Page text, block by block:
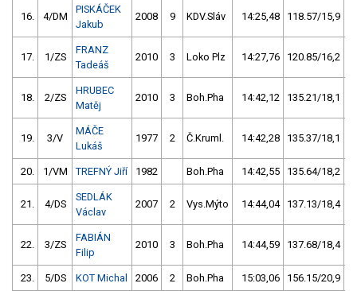
16. 4/DM
PISKÁČEK
Jakub
2008 9 KDV.Sláv 14:25,48 118.57/15,9
17. 1/ZS
FRANZ
Tadeáš
2010 3 Loko Plz 14:27,76 120.85/16,2
18. 2/ZS
HRUBEC
Matěj
2010 3 Boh.Pha 14:42,12 135.21/18,1
19. 3/V
MÁČE
Lukáš
1977 2 Č.Kruml. 14:42,28 135.37/18,1
20. 1/VM TREFNÝ Jiří 1982 Boh.Pha 14:42,55 135.64/18,2
21. 4/DS
SEDLÁK
Václav
2007 2 Vys.Mýto 14:44,04 137.13/18,4
22. 3/ZS
FABIÁN
Filip
2010 3 Boh.Pha 14:44,59 137.68/18,4
23. 5/DS KOT Michal 2006 2 Boh.Pha 15:03,06 156.15/20,9